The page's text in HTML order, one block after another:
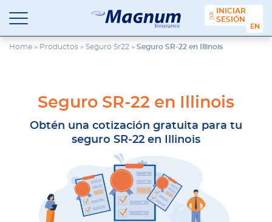
contenido
Seguros
Magnum
Agencia
de
y
Suburbios
INICIAR
SESIÓN
Home » Productos » Seguro Sr22 » Seguro SR-22 en Illinois
Seguro SR-22 en Illinois
Obtén una cotización gratuita para tu
seguro SR-22 en Illinois